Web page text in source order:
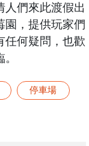
人們來此渡假出
園，提供玩家們
任何疑問，也歡
停車場